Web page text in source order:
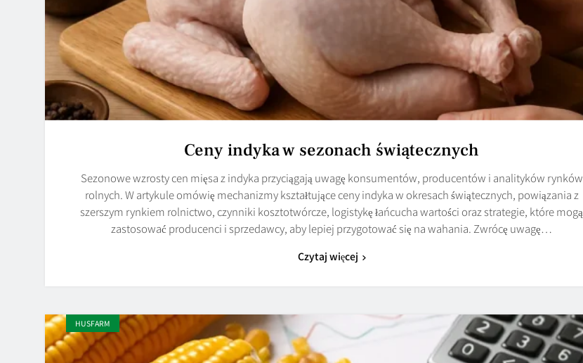
Ceny indyka w sezonach świątecznych
Sezonowe wzrosty cen mięsa z indyka przyciągają uwagę konsumentów, producentów i analityków rynków
rolnych. W artykule omówię mechanizmy kształtujące ceny indyka w okresach świątecznych, powiązania z
szerszym rynkiem rolnictwo, czynniki kosztotwórcze, logistykę łańcucha wartości oraz strategie, które mogą
zastosować producenci i sprzedawcy, aby lepiej przygotować się na wahania. Zwrócę uwagę…
Czytaj więcej
HUSFARM